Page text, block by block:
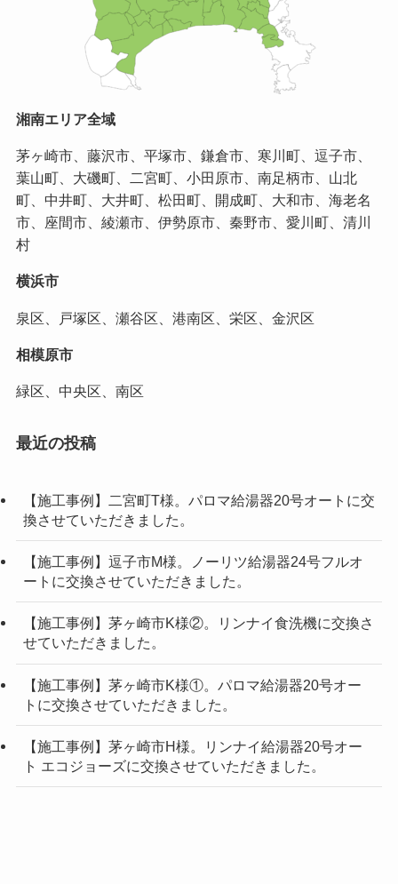
湘南エリア全域
茅ヶ崎市、藤沢市、平塚市、鎌倉市、寒川町、逗子市、
葉山町、大磯町、二宮町、小田原市、南足柄市、山北
町、中井町、大井町、松田町、開成町、大和市、海老名
市、座間市、綾瀬市、伊勢原市、秦野市、愛川町、清川
村
横浜市
泉区、戸塚区、瀬谷区、港南区、栄区、金沢区
相模原市
緑区、中央区、南区
最近の投稿
【施工事例】二宮町T様。パロマ給湯器20号オートに交
換させていただきました。
【施工事例】逗子市M様。ノーリツ給湯器24号フルオ
ートに交換させていただきました。
【施工事例】茅ヶ崎市K様②。リンナイ食洗機に交換さ
せていただきました。
【施工事例】茅ヶ崎市K様①。パロマ給湯器20号オー
トに交換させていただきました。
【施工事例】茅ヶ崎市H様。リンナイ給湯器20号オー
ト エコジョーズに交換させていただきました。